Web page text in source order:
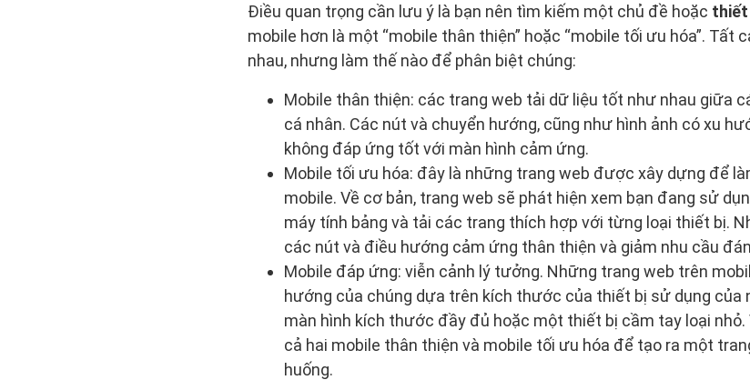
Điều quan trọng cần lưu ý là bạn nên tìm kiếm một chủ đề hoặc thiết
mobile hơn là một “mobile thân thiện” hoặc “mobile tối ưu hóa”. Tất
nhau, nhưng làm thế nào để phân biệt chúng:
Mobile thân thiện: các trang web tải dữ liệu tốt như nhau giữa
cá nhân. Các nút và chuyển hướng, cũng như hình ảnh có xu
không đáp ứng tốt với màn hình cảm ứng.
Mobile tối ưu hóa: đây là những trang web được xây dựng để
mobile. Về cơ bản, trang web sẽ phát hiện xem bạn đang sử
máy tính bảng và tải các trang thích hợp với từng loại thiết bị.
các nút và điều hướng cảm ứng thân thiện và giảm nhu cầu
Mobile đáp ứng: viễn cảnh lý tưởng. Những trang web trên
hướng của chúng dựa trên kích thước của thiết bị sử dụng của
màn hình kích thước đầy đủ hoặc một thiết bị cầm tay loại
cả hai mobile thân thiện và mobile tối ưu hóa để tạo ra một
huống.